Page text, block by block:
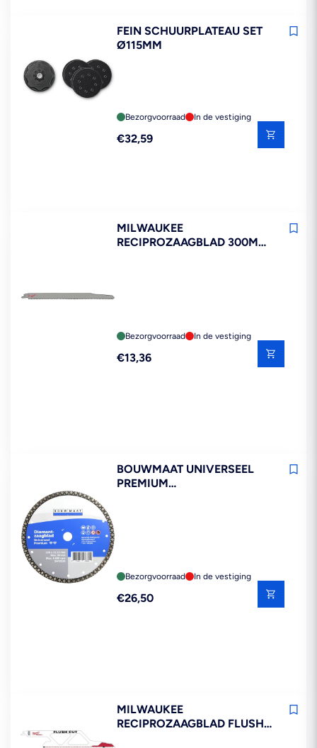
FEIN SCHUURPLATEAU SET
Ø115MM
Bezorgvoorraad In de vestiging
Reguliere
€32,59
MILWAUKEE
RECIPROZAAGBLAD 300MM
Bezorgvoorraad In de vestiging
Reguliere
€13,36
BOUWMAAT UNIVERSEEL
PREMIUM
Bezorgvoorraad In de vestiging
Reguliere
€26,50
MILWAUKEE
RECIPROZAAGBLAD FLUSH